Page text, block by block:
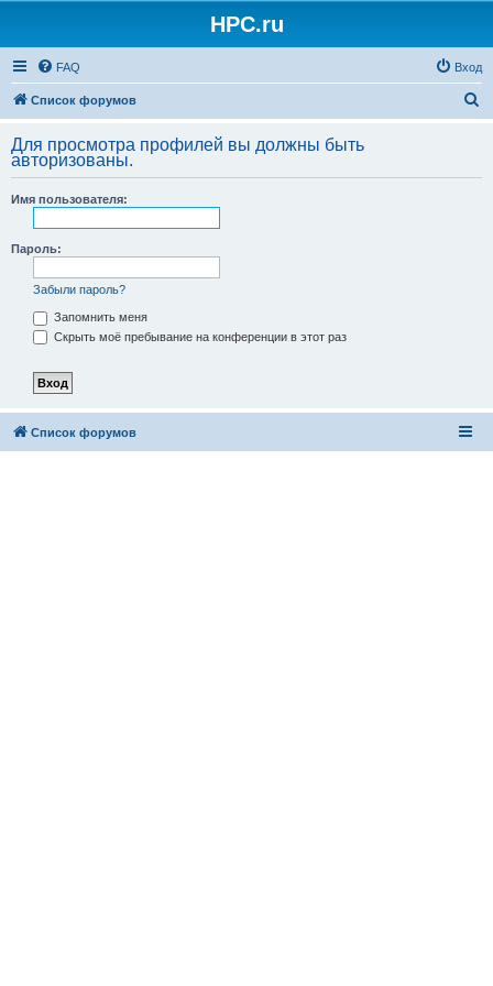
HPC.ru
FAQ Вход
Список форумов
с
Для просмотра профилей вы должны быть
авторизованы.
Имя пользователя:
Пароль:
Забыли пароль?
Запомнить меня
Скрыть моё пребывание на конференции в этот раз
Список форумов